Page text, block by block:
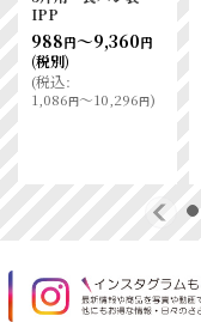
ー袋 ハンバーガ
ー No．
22（2000入）
[5412
17,550円(税別)